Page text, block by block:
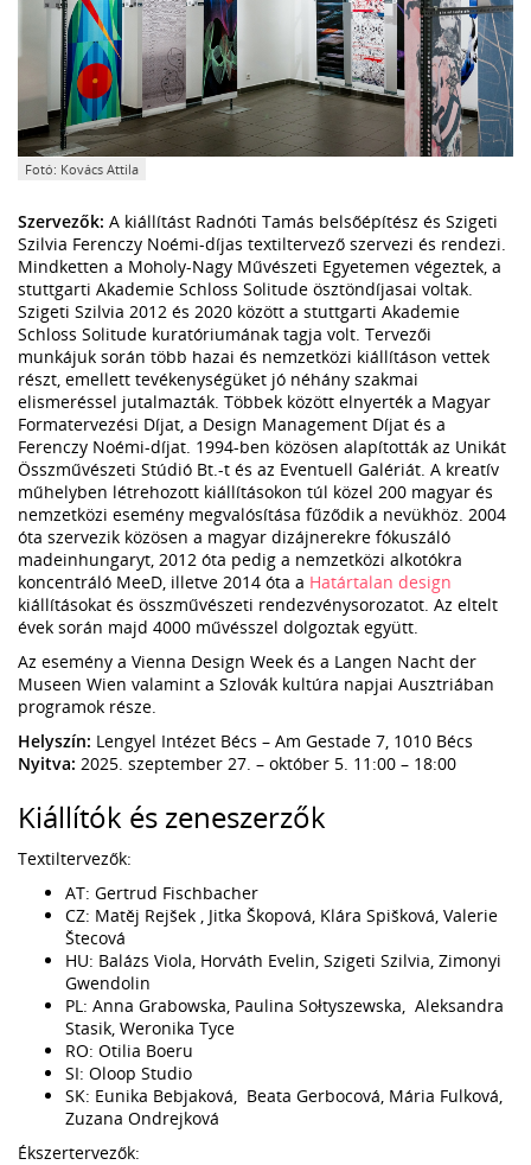
Fotó: Kovács Attila
Szervezők: A kiállítást Radnóti Tamás belsőépítész és Szigeti
Szilvia Ferenczy Noémi-díjas textiltervező szervezi és rendezi.
Mindketten a Moholy-Nagy Művészeti Egyetemen végeztek, a
stuttgarti Akademie Schloss Solitude ösztöndíjasai voltak.
Szigeti Szilvia 2012 és 2020 között a stuttgarti Akademie
Schloss Solitude kuratóriumának tagja volt. Tervezői
munkájuk során több hazai és nemzetközi kiállításon vettek
részt, emellett tevékenységüket jó néhány szakmai
elismeréssel jutalmazták. Többek között elnyerték a Magyar
Formatervezési Díjat, a Design Management Díjat és a
Ferenczy Noémi-díjat. 1994-ben közösen alapították az Unikát
Összművészeti Stúdió Bt.-t és az Eventuell Galériát. A kreatív
műhelyben létrehozott kiállításokon túl közel 200 magyar és
nemzetközi esemény megvalósítása fűződik a nevükhöz. 2004
óta szervezik közösen a magyar dizájnerekre fókuszáló
madeinhungaryt, 2012 óta pedig a nemzetközi alkotókra
koncentráló MeeD, illetve 2014 óta a Határtalan design
kiállításokat és összművészeti rendezvénysorozatot. Az eltelt
évek során majd 4000 művésszel dolgoztak együtt.
Az esemény a Vienna Design Week és a Langen Nacht der
Museen Wien valamint a Szlovák kultúra napjai Ausztriában
programok része.
Helyszín: Lengyel Intézet Bécs – Am Gestade 7, 1010 Bécs
Nyitva: 2025. szeptember 27. – október 5. 11:00 – 18:00
Kiállítók és zeneszerzők
Textiltervezők:
AT: Gertrud Fischbacher
CZ: Matěj Rejšek , Jitka Škopová, Klára Spišková, Valerie
Štecová
HU: Balázs Viola, Horváth Evelin, Szigeti Szilvia, Zimonyi
Gwendolin
PL: Anna Grabowska, Paulina Sołtyszewska, Aleksandra
Stasik, Weronika Tyce
RO: Otilia Boeru
SI: Oloop Studio
SK: Eunika Bebjaková, Beata Gerbocová, Mária Fulková,
Zuzana Ondrejková
Ékszertervezők: